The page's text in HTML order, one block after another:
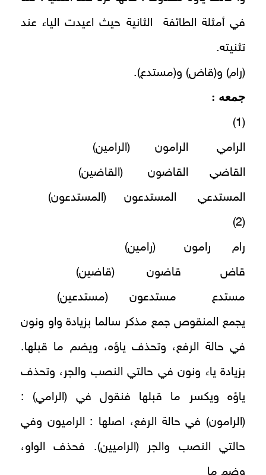
في أمثلة الطائفة الثانية حيث اعيدت الياء عند
تثنيته.
(رام) و(قاض) و(مستدع).
جمعه :
(1)
الرامي الرامون (الرامين)
القاضي القاضون (القاضين)
المستدعي المستدعون (المستدعون)
(2)
رام رامون (رامين)
قاض قاضون (قاضين)
مستدع مستدعون (مستدعين)
يجمع المنقوص جمع مذكر سالما بزيادة واو ونون
في حالة الرفع، وتحذف ياؤه، ويضم ما قبلها.
بزيادة ياء ونون في حالتي النصب والجر، وتحذف
ياؤه ويكسر ما قبلها فنقول في (الرامي) :
(الرامون) في حالة الرفع، اصلها : الراميون وفي
حالتي النصب والجر (الراميين). فحذف الواو،
وضم ما